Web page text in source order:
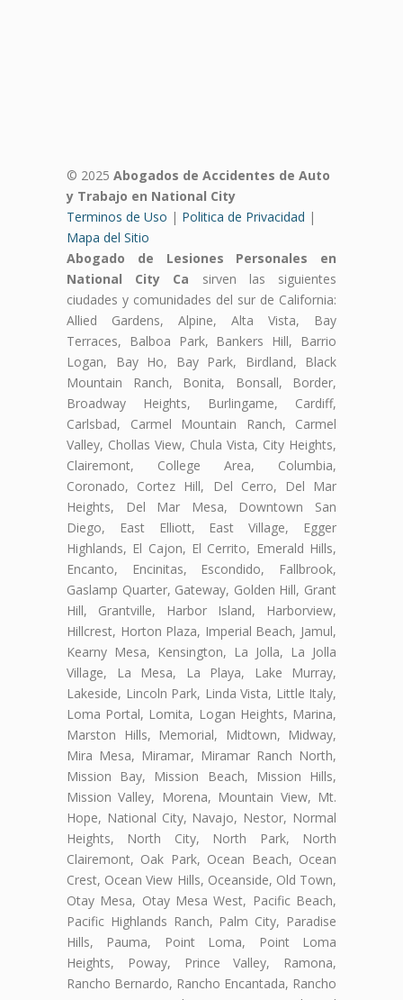
© 2025 Abogados de Accidentes de Auto
y Trabajo en National City
Terminos de Uso | Politica de Privacidad |
Mapa del Sitio
Abogado de Lesiones Personales en
National City Ca sirven las siguientes
ciudades y comunidades del sur de California:
Allied Gardens, Alpine, Alta Vista, Bay
Terraces, Balboa Park, Bankers Hill, Barrio
Logan, Bay Ho, Bay Park, Birdland, Black
Mountain Ranch, Bonita, Bonsall, Border,
Broadway Heights, Burlingame, Cardiff,
Carlsbad, Carmel Mountain Ranch, Carmel
Valley, Chollas View, Chula Vista, City Heights,
Clairemont, College Area, Columbia,
Coronado, Cortez Hill, Del Cerro, Del Mar
Heights, Del Mar Mesa, Downtown San
Diego, East Elliott, East Village, Egger
Highlands, El Cajon, El Cerrito, Emerald Hills,
Encanto, Encinitas, Escondido, Fallbrook,
Gaslamp Quarter, Gateway, Golden Hill, Grant
Hill, Grantville, Harbor Island, Harborview,
Hillcrest, Horton Plaza, Imperial Beach, Jamul,
Kearny Mesa, Kensington, La Jolla, La Jolla
Village, La Mesa, La Playa, Lake Murray,
Lakeside, Lincoln Park, Linda Vista, Little Italy,
Loma Portal, Lomita, Logan Heights, Marina,
Marston Hills, Memorial, Midtown, Midway,
Mira Mesa, Miramar, Miramar Ranch North,
Mission Bay, Mission Beach, Mission Hills,
Mission Valley, Morena, Mountain View, Mt.
Hope, National City, Navajo, Nestor, Normal
Heights, North City, North Park, North
Clairemont, Oak Park, Ocean Beach, Ocean
Crest, Ocean View Hills, Oceanside, Old Town,
Otay Mesa, Otay Mesa West, Pacific Beach,
Pacific Highlands Ranch, Palm City, Paradise
Hills, Pauma, Point Loma, Point Loma
Heights, Poway, Prince Valley, Ramona,
Rancho Bernardo, Rancho Encantada, Rancho